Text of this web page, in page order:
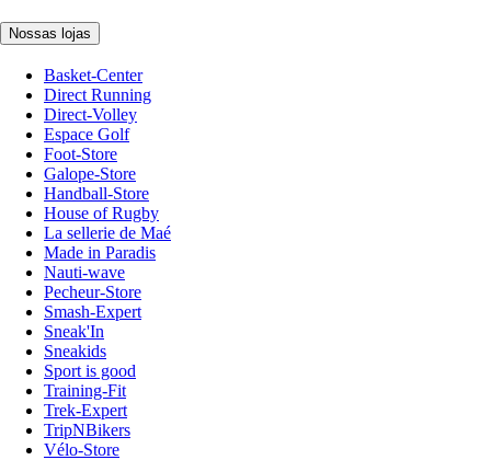
Nossas lojas
Basket-Center
Direct Running
Direct-Volley
Espace Golf
Foot-Store
Galope-Store
Handball-Store
House of Rugby
La sellerie de Maé
Made in Paradis
Nauti-wave
Pecheur-Store
Smash-Expert
Sneak'In
Sneakids
Sport is good
Training-Fit
Trek-Expert
TripNBikers
Vélo-Store